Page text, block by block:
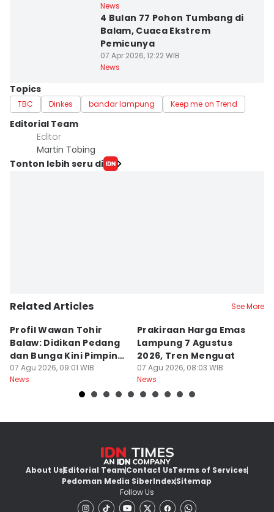
News
4 Bulan 77 Pohon Tumbang di
Balam, Cuaca Ekstrem
Pemicunya
07 Apr 2026, 12:22 WIB
News
Topics
TBC Dinkes bandar lampung Keep me on Trend
Editorial Team
Editor
Martin Tobing
Tonton lebih seru di
Related Articles See More
Profil Wawan Tohir
Balaw: Didikan Pedang
dan Bunga Kini Pimpin
PRI Lampung
07 Agu 2026, 09:01 WIB
News
Prakiraan Harga Emas
Lampung 7 Agustus
2026, Tren Menguat
07 Agu 2026, 08:03 WIB
News
About UsEditorial TeamContact UsTerms of Services
Pedoman Media SiberIndexSitemap
Follow Us